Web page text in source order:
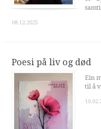
08.12.2025
Poesi på liv og død
Ein
til å